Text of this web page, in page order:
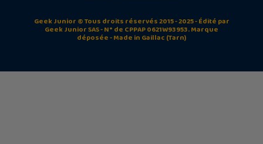
Geek Junior © Tous droits réservés 2015 - 2025 - Édité par
Geek Junior SAS - N° de CPPAP 0621W93953. Marque
déposée - Made in Gaillac (Tarn)